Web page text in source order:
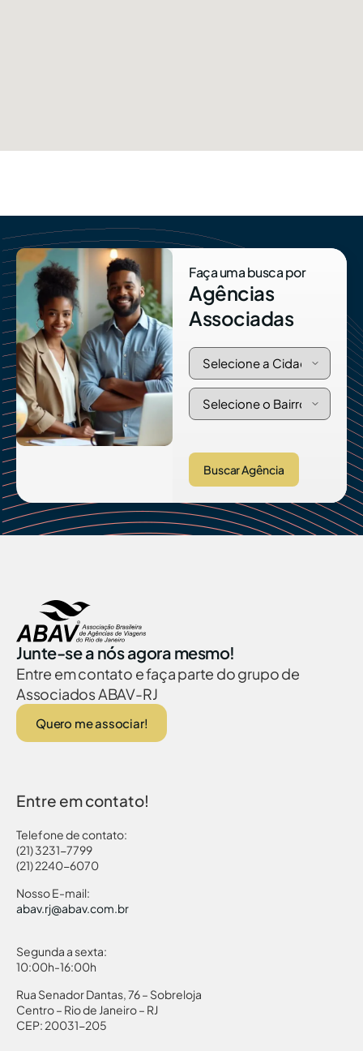
Faça uma busca por
Agências
Associadas
Buscar Agência
Junte-se a nós agora mesmo!
Entre em contato e faça parte do grupo de
Associados ABAV-RJ
Quero me associar!
Entre em contato!
Telefone de contato:
(21) 3231-7799
(21) 2240-6070
Nosso E-mail:
abav.rj@abav.com.br
Segunda a sexta:
10:00h-16:00h
Rua Senador Dantas, 76 – Sobreloja
Centro – Rio de Janeiro – RJ
CEP: 20031-205